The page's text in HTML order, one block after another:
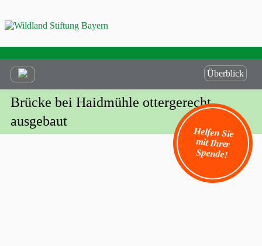
Helfen Sie
mit Ihrer
Spende!
Überblick
Brücke bei Haidmühle ottergerecht
ausgebaut